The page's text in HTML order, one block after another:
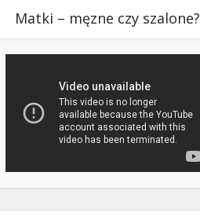
Matki – męzne czy szalone?